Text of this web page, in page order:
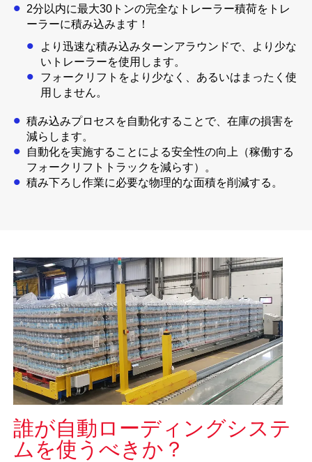
2分以内に最大30トンの完全なトレーラー積荷をトレ
ーラーに積み込みます！
より迅速な積み込みターンアラウンドで、より少な
いトレーラーを使用します。
フォークリフトをより少なく、あるいはまったく使
用しません。
積み込みプロセスを自動化することで、在庫の損害を
減らします。
自動化を実施することによる安全性の向上（稼働する
フォークリフトトラックを減らす）。
積み下ろし作業に必要な物理的な面積を削減する。
誰が自動ローディングシステ
ムを使うべきか？